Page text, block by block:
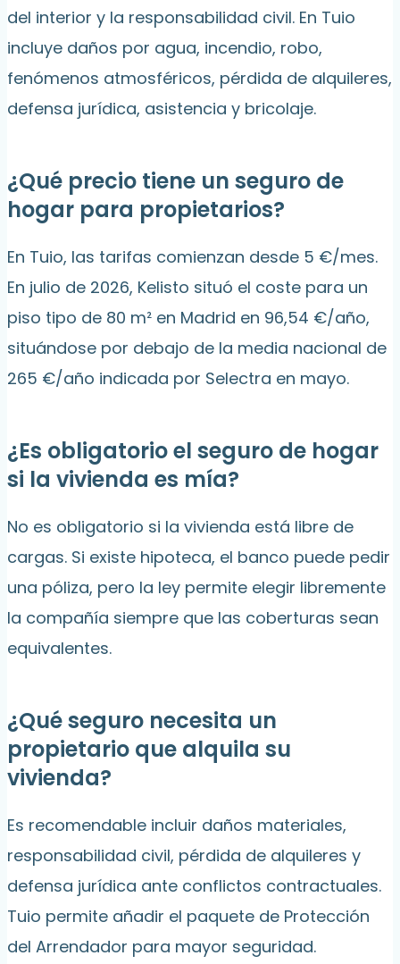
del interior y la responsabilidad civil. En Tuio
incluye daños por agua, incendio, robo,
fenómenos atmosféricos, pérdida de alquileres,
defensa jurídica, asistencia y bricolaje.
¿Qué precio tiene un seguro de
hogar para propietarios?
En Tuio, las tarifas comienzan desde 5 €/mes.
En julio de 2026, Kelisto situó el coste para un
piso tipo de 80 m² en Madrid en 96,54 €/año,
situándose por debajo de la media nacional de
265 €/año indicada por Selectra en mayo.
¿Es obligatorio el seguro de hogar
si la vivienda es mía?
No es obligatorio si la vivienda está libre de
cargas. Si existe hipoteca, el banco puede pedir
una póliza, pero la ley permite elegir libremente
la compañía siempre que las coberturas sean
equivalentes.
¿Qué seguro necesita un
propietario que alquila su
vivienda?
Es recomendable incluir daños materiales,
responsabilidad civil, pérdida de alquileres y
defensa jurídica ante conflictos contractuales.
Tuio permite añadir el paquete de Protección
del Arrendador para mayor seguridad.